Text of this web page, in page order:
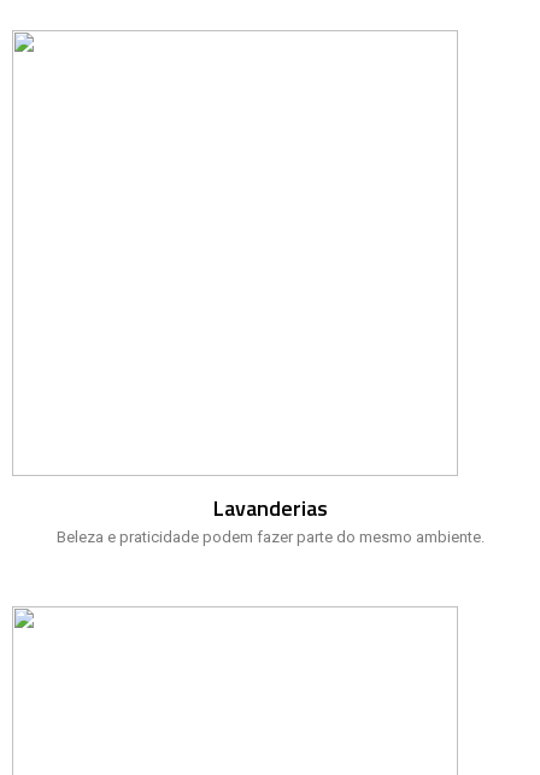
Lavanderias
Beleza e praticidade podem fazer parte do mesmo ambiente.